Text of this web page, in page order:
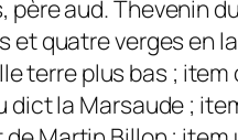
aud. Thevenin
quatre verges en
terre plus bas ;
la Marsaude ;